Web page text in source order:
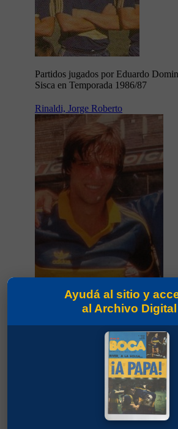
Partidos jugados por Eduardo
Sisca en Temporada 1986/87
Rinaldi, Jorge Roberto
Partidos jugados por Jorge Roberto
en Temporada 1986/87
Comas, Jorge Alberto
Ayudá al sitio y
al Archivo Digital